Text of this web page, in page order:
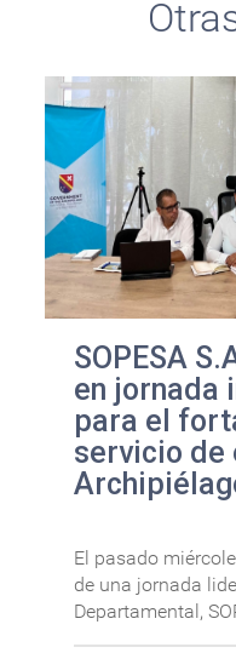
SOPESA
en jornada
para el
servicio de
El pasado
de una jornada
Departamental,